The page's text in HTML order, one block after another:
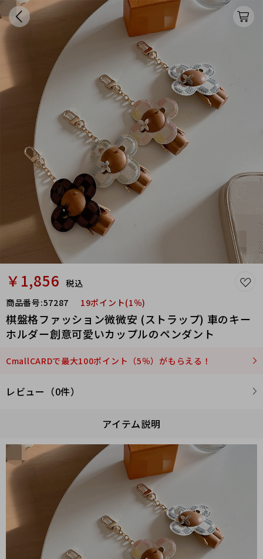
￥1,856 税込
商品番号:57287 19ポイント(1％)
棋盤格ファッション微微安 (ストラップ) 車のキー
ホルダー創意可愛いカップルのペンダント
CmallCARDで最大100ポイント（5％）がもらえる！
レビュー（0件）
アイテム説明